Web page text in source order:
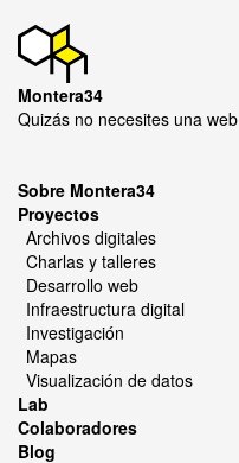
Montera34
Quizás no necesites una web
Sobre Montera34
Proyectos
Archivos digitales
Charlas y talleres
Desarrollo web
Infraestructura digital
Investigación
Mapas
Visualización de datos
Lab
Colaboradores
Blog